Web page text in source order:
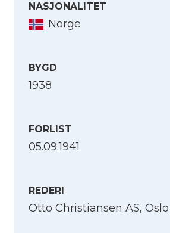
NASJONALITET
Norge
BYGD
1938
FORLIST
05.09.1941
REDERI
Otto Christiansen AS, Oslo